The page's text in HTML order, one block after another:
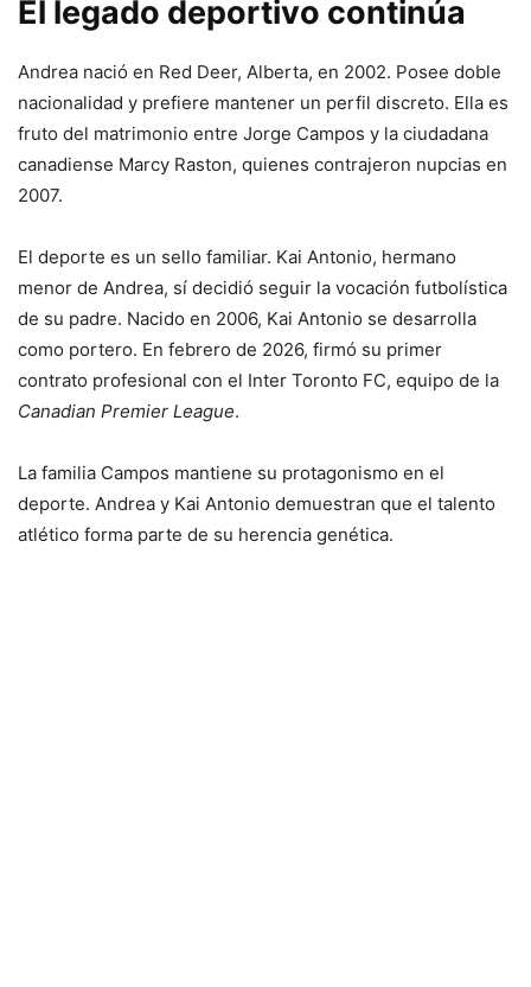
El legado deportivo continúa
Andrea nació en Red Deer, Alberta, en 2002. Posee doble
nacionalidad y prefiere mantener un perfil discreto. Ella es
fruto del matrimonio entre Jorge Campos y la ciudadana
canadiense Marcy Raston, quienes contrajeron nupcias en
2007.
El deporte es un sello familiar. Kai Antonio, hermano
menor de Andrea, sí decidió seguir la vocación futbolística
de su padre. Nacido en 2006, Kai Antonio se desarrolla
como portero. En febrero de 2026, firmó su primer
contrato profesional con el Inter Toronto FC, equipo de la
Canadian Premier League.
La familia Campos mantiene su protagonismo en el
deporte. Andrea y Kai Antonio demuestran que el talento
atlético forma parte de su herencia genética.